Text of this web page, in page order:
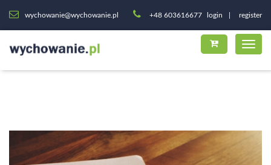
wychowanie@wychowanie.pl +48 603616677 login register